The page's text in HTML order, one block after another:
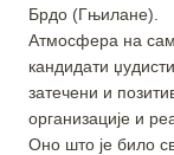
Брдо (Гњилане).
Атмосфера на
кандидати
затечени и
организације и
Оно што је било